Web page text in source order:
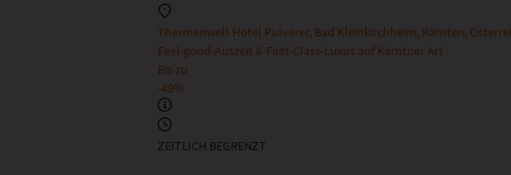
Thermenwelt Hotel Pulverer, Bad Kleinkirchheim, Kärnten,
Feel-good-Auszeit & First-Class-Luxus auf Kärntner Art
Bis zu
-49%
ZEITLICH BEGRENZT